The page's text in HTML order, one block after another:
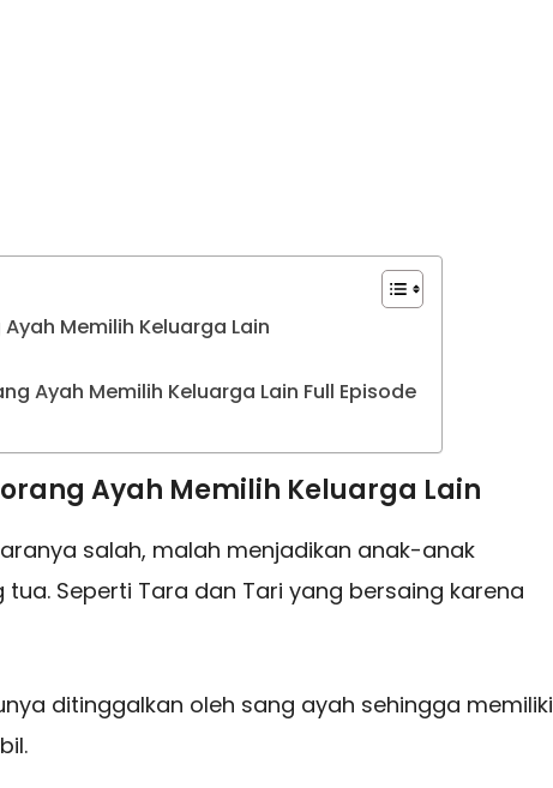
Memilih Keluarga Lain
Ayah Memilih Keluarga Lain Full Episode
Ayah Memilih Keluarga Lain
salah, malah menjadikan anak-anak
Seperti Tara dan Tari yang bersaing karena
ditinggalkan oleh sang ayah sehingga memiliki